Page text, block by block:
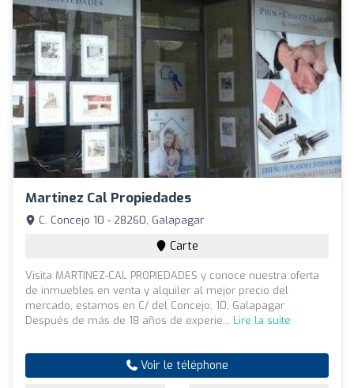
Martinez Cal Propiedades
C. Concejo 10 - 28260, Galapagar
Carte
Visita MARTINEZ-CAL PROPIEDADES y conoce nuestra oferta
de inmuebles en venta y alquiler al mejor precio del
mercado, estamos en C/ del Concejo, 10, Galapagar
Después de más de 18 años de experie... Lire la suite
Voir le téléphone